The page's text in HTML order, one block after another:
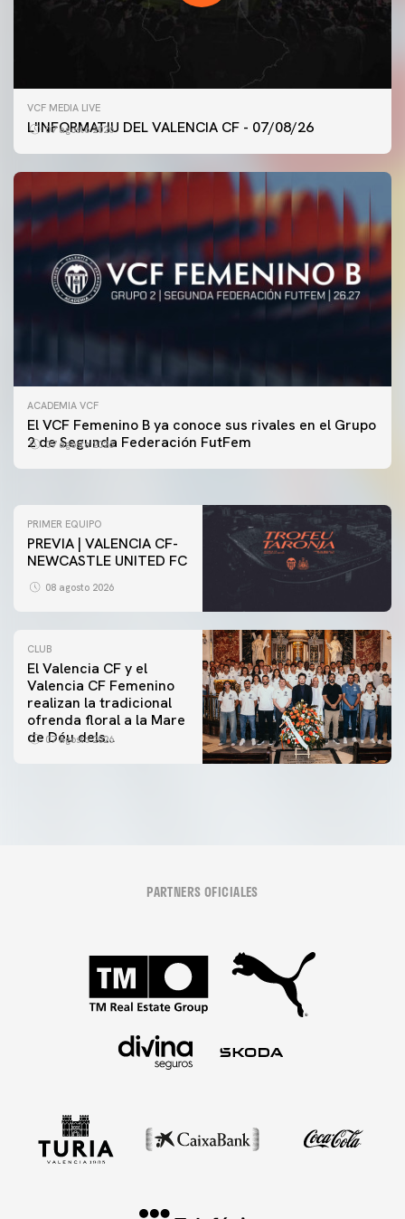
VCF MEDIA LIVE
L'INFORMATIU DEL VALENCIA CF - 07/08/26
07 agosto 2026
ACADEMIA VCF
El VCF Femenino B ya conoce sus rivales en el Grupo
2 de Segunda Federación FutFem
07 agosto 2026
PRIMER EQUIPO
ENTRENAMIENTO DEL VALENCIA CF 7/8/2026
PRIMER EQUIPO
PREVIA | VALENCIA CF-
NEWCASTLE UNITED FC
08 agosto 2026
CLUB
El Valencia CF y el
Valencia CF Femenino
realizan la tradicional
ofrenda floral a la Mare
de Déu dels
07 agosto 2026
PARTNERS OFICIALES